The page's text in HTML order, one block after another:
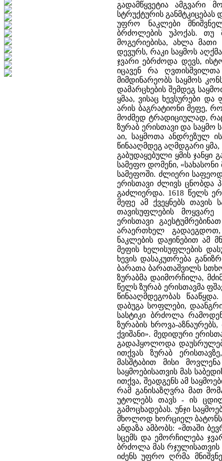
გადამწყვეტია ამგვარი
სტრუქტურის
უფრო ნაკლები
ბრძოლების უპოქას. თუ
მოგერიებისა, ახლა მათი
დევურს, რაკი საყმოს
ჯვარი ებრძოდა დევს,
იცავენ რა
მიმდინარეობს საყმოს
დამარცხების შემდეგ
ყმაა, ვისაც ხევსურები და
არის ბაგრატიონი მეფე,
მოძმედ ტრადიციულად,
ზურაბ ერისთავი და საყმო
აი, საყმოთა ანდრეზულ
წინააღმდეგ აღმდგარი
გაბუდაყებული ყმის ჯანყი
სამეფო დომენი,
სამეფოში. ძლიერი
ერისთავი ძლივს ცნობდა
გაძლიერდა. 1618 წელს
მეფე ამ ქვეყნებს
თავისუფლების მოყვარე
ერისთავი
არაერთხელ
ნაკლების დაჟინებით ამ
მეფის ხელისუფლების
ხევის დასაკუთრება
ბარათა ბარათაშვილს
ზურაბმა დაიმორჩილა,
წელს ზურაბ ერისთავმა
წინააღმდეგობას
დაბუგა სოფლები,
სასტიკი ბრძოლა
ზურაბის ხროვა-
ქვიშანი». მედიდური
გადაჰყოლოდა
ითქვას ზურაბ
მასშტაბით მისი
საყმოებისათვის მას
ითქვა, შეადგენს ამ
რამ განისაზღვრა მათ
უტოლებს თავს - ის
გამოცხადებას. უნჯი
მხოლოდ ხორციელ ბატონს
ანდაზა ამბობს: «მთაში
სცემს და ემორჩილება
ბრძოლა მას რჯულისათვის
იძენს უფრო ღრმა